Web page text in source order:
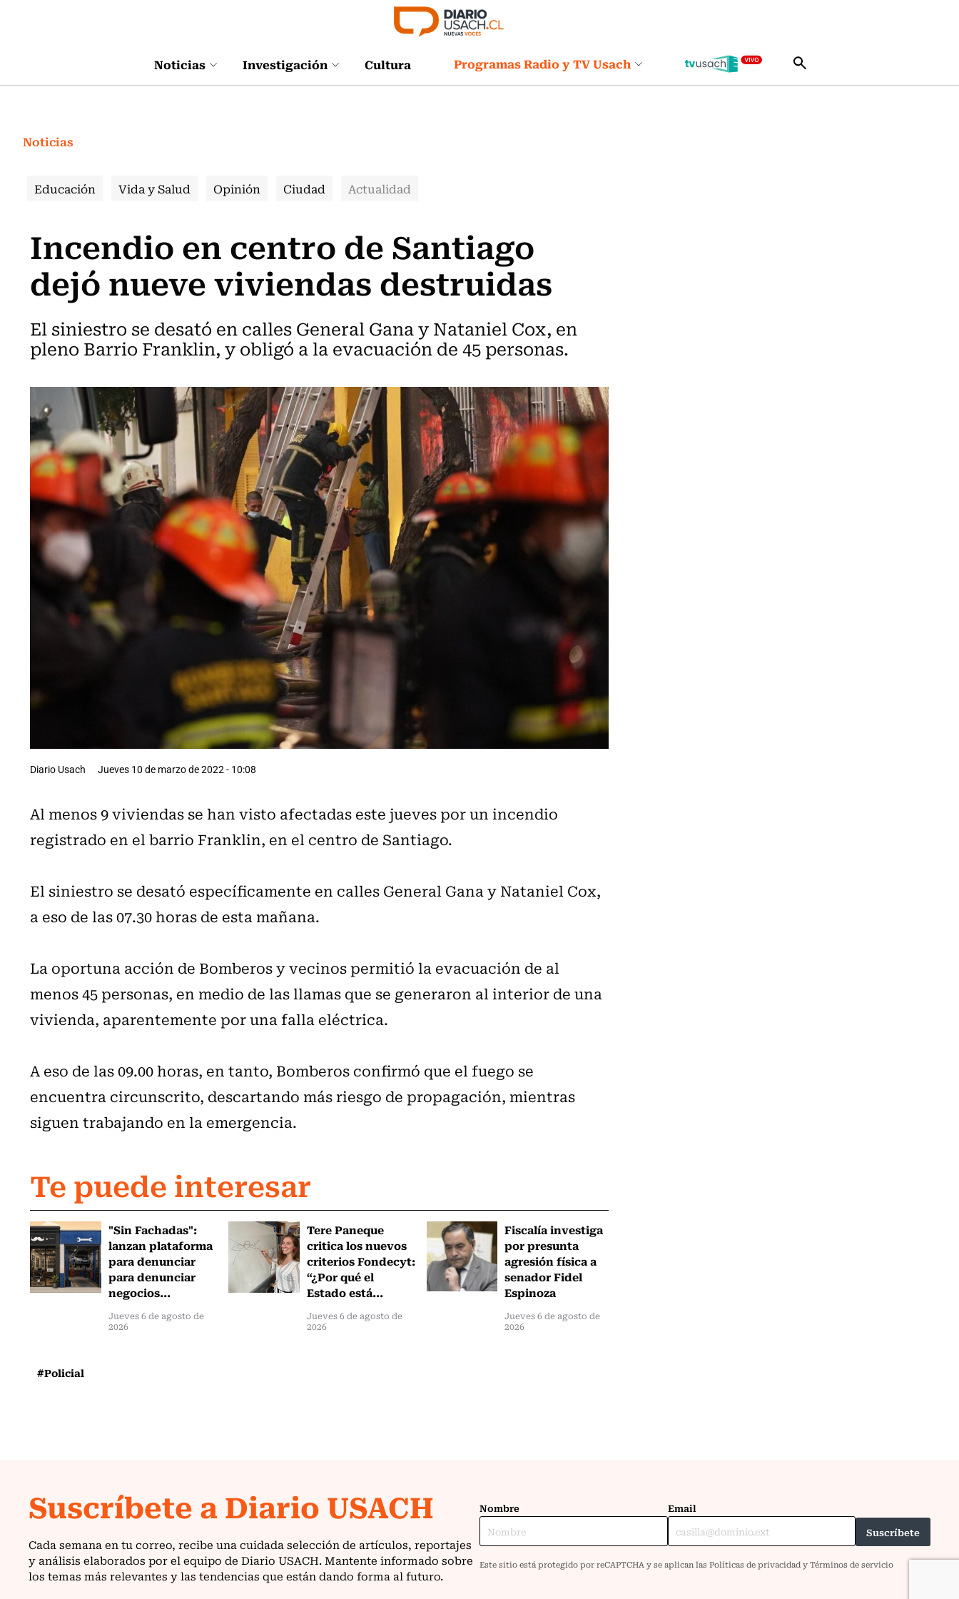
Noticias Investigación Cultura Programas Radio y TV Usach
Noticias
Educación Vida y Salud Opinión Ciudad Actualidad
Incendio en centro de Santiago
dejó nueve viviendas destruidas
El siniestro se desató en calles General Gana y Nataniel Cox, en
pleno Barrio Franklin, y obligó a la evacuación de 45 personas.
Diario Usach Jueves 10 de marzo de 2022 - 10:08
Al menos 9 viviendas se han visto afectadas este jueves por un incendio
registrado en el barrio Franklin, en el centro de Santiago.
El siniestro se desató específicamente en calles General Gana y Nataniel Cox,
a eso de las 07.30 horas de esta mañana.
La oportuna acción de Bomberos y vecinos permitió la evacuación de al
menos 45 personas, en medio de las llamas que se generaron al interior de una
vivienda, aparentemente por una falla eléctrica.
A eso de las 09.00 horas, en tanto, Bomberos confirmó que el fuego se
encuentra circunscrito, descartando más riesgo de propagación, mientras
siguen trabajando en la emergencia.
Te puede interesar
"Sin Fachadas":
lanzan plataforma
para denunciar
para denunciar
negocios...
Jueves 6 de agosto de
2026
Tere Paneque
critica los nuevos
criterios Fondecyt:
“¿Por qué el
Estado está...
Jueves 6 de agosto de
2026
Fiscalía investiga
por presunta
agresión física a
senador Fidel
Espinoza
Jueves 6 de agosto de
2026
#Policial